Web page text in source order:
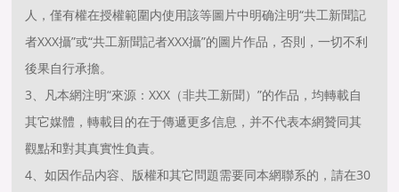
人，僅有權在授權範圍内使用該等圖片中明确注明“共工新聞記
者XXX攝”或“共工新聞記者XXX攝”的圖片作品，否則，一切不利
後果自行承擔。
3、凡本網注明“來源：XXX（非共工新聞）”的作品，均轉載自
其它媒體，轉載目的在于傳遞更多信息，并不代表本網贊同其
觀點和對其真實性負責。
4、如因作品内容、版權和其它問題需要同本網聯系的，請在30